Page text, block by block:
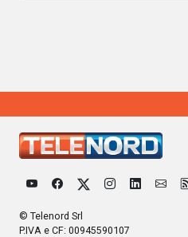
© Telenord Srl
P.IVA e CF: 00945590107